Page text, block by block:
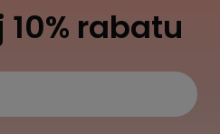
rabatu